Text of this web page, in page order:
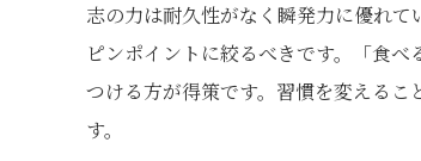
志の力は耐久性がなく瞬発力に優れ
ピンポイントに絞るべきです。「食
つける方が得策です。習慣を変える
す。